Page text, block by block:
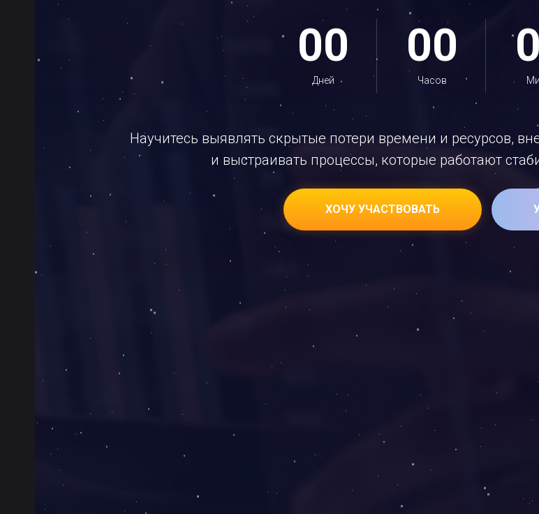
00
Дней
00
Часов
Научитесь выявлять скрытые потери времени и ресурсов,
и выстраивать процессы, которые работают
ХОЧУ УЧАСТВОВАТЬ